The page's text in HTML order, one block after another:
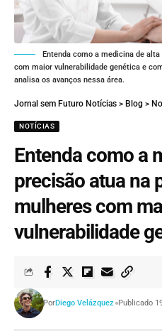
Entenda como a medicina de
com maior vulnerabilidade genética e
analisa os avanços nessa área.
Jornal sem Futuro Notícias > Blog >
NOTÍCIAS
Entenda como a
precisão atua na
mulheres com
vulnerabilidade
PorDiego Velázquez Publicado